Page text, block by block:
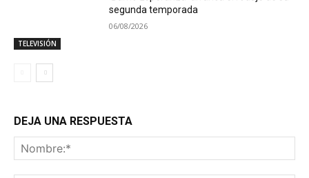
TELEVISIÓN
segunda temporada
06/08/2026
DEJA UNA RESPUESTA